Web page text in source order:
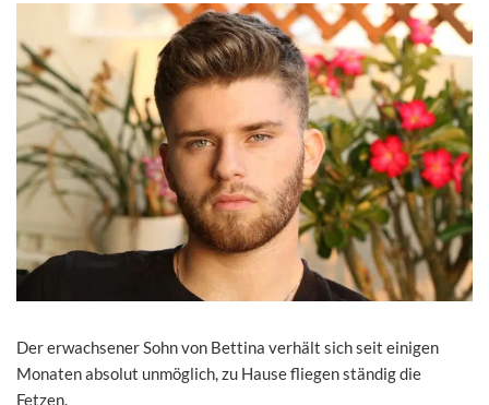
Der erwachsener Sohn von Bettina verhält sich seit einigen
Monaten absolut unmöglich, zu Hause fliegen ständig die
Fetzen.